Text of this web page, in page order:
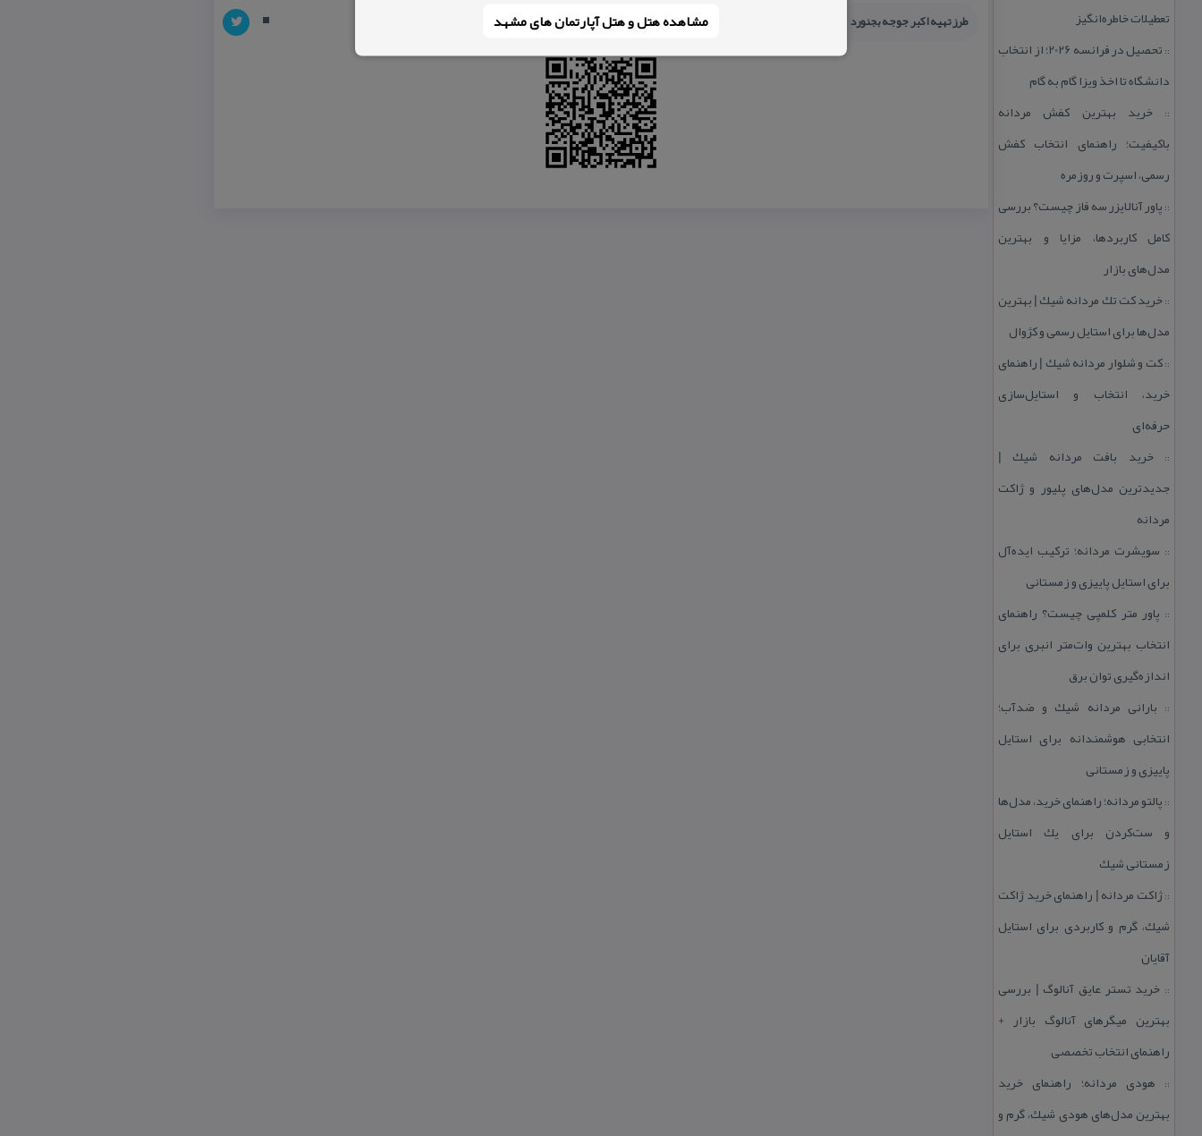
مشاهده هتل و هتل‌ آپارتمان های مشهد
تعطیلات خاطره‌انگیز
::
تحصیل در فرانسه 2026؛ از انتخاب
دانشگاه تا اخذ ویزا گام به گام
::خرید بهترین كفش مردانه
باكیفیت؛ راهنمای انتخاب كفش
رسمی، اسپرت و روزمره
:: پاور آنالایزر سه فاز چیست؟ بررسی
كامل كاربردها، مزایا و بهترین
مدل‌های بازار
::خرید كت تك مردانه شیك | بهترین
مدل‌ها برای استایل رسمی و كژوال
::كت و شلوار مردانه شیك | راهنمای
خرید، انتخاب و استایل‌سازی
حرفه‌ای
::خرید بافت مردانه شیك |
جدیدترین مدل‌های پلیور و ژاكت
مردانه
:: سویشرت مردانه؛ تركیب ایده‌آل
برای استایل پاییزی و زمستانی
:: پاور متر كلمپی چیست؟ راهنمای
انتخاب بهترین وات‌متر انبری برای
اندازه‌گیری توان برق
:: بارانی مردانه شیك و ضدآب؛
انتخابی هوشمندانه برای استایل
پاییزی و زمستانی
:: پالتو مردانه؛ راهنمای خرید، مدل‌ها
و ست‌كردن برای یك استایل
زمستانی شیك
::ژاكت مردانه | راهنمای خرید ژاكت
شیك، گرم و كاربردی برای استایل
آقایان
:: خرید تستر عایق آنالوگ | بررسی
بهترین میگرهای آنالوگ بازار +
راهنمای انتخاب تخصصی
:: هودی مردانه؛ راهنمای خرید
بهترین مدل‌های هودی شیك، گرم و
طرز تهیه اكبر جوجه بجنورد
رستوران اكبر جوجه گلوگاه